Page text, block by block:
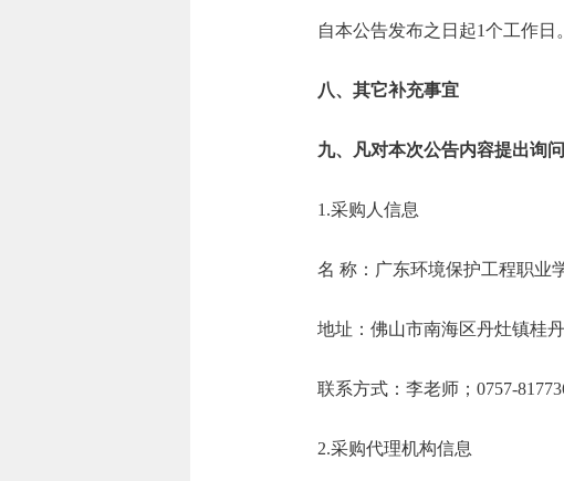
自本公告发布之日起1个工作日。
八、其它补充事宜
九、凡对本次公告内容提出询
1.采购人信息
名 称：广东环境保护工
地址：佛山市南海区
联系方式：李老师；
2.采购代理机构信息